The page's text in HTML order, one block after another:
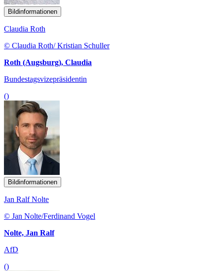
Bildinformationen
Claudia Roth
© Claudia Roth/ Kristian Schuller
Roth (Augsburg), Claudia
Bundestagsvizepräsidentin
()
Bildinformationen
Jan Ralf Nolte
© Jan Nolte/Ferdinand Vogel
Nolte, Jan Ralf
AfD
()